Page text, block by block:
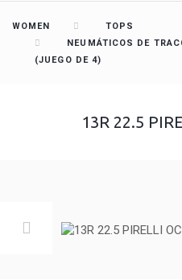
WOMEN
TOPS
NEUMÁTICOS DE
(JUEGO DE 4)
13R 22.5